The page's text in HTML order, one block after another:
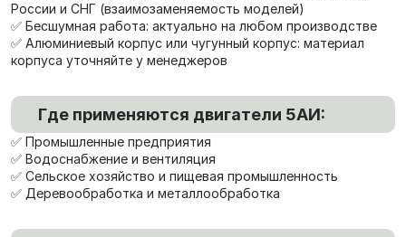
России и СНГ (взаимозаменяемость моделей)
✅ Бесшумная работа: актуально на любом производстве
✅ Алюминиевый корпус или чугунный корпус: материал
корпуса уточняйте у менеджеров
Где применяются двигатели 5АИ:
✅ Промышленные предприятия
✅ Водоснабжение и вентиляция
✅ Сельское хозяйство и пищевая промышленность
✅ Деревообработка и металлообработка